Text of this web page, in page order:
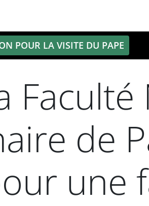
POUR LA VISITE DU PAPE
Faculté
de
une